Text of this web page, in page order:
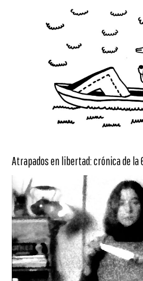
Atrapados en libertad: crónica de la